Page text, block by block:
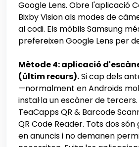
Google Lens. Obre l'aplicació
Bixby Vision als modes de
al codi. Els mòbils Samsung
prefereixen Google Lens per
Mètode 4: aplicació
(últim recurs).Si cap dels
—normalment en Androids
instal·la un escàner de
TeaCapps QR & Barcode
QR Code Reader. Tots dos
en anuncis i no demanen